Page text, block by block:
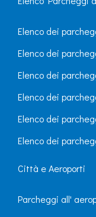
Elenco dei
Elenco dei
Elenco dei
Elenco dei
Elenco dei
Elenco dei
Città e Aeroporti
Parcheggi all'